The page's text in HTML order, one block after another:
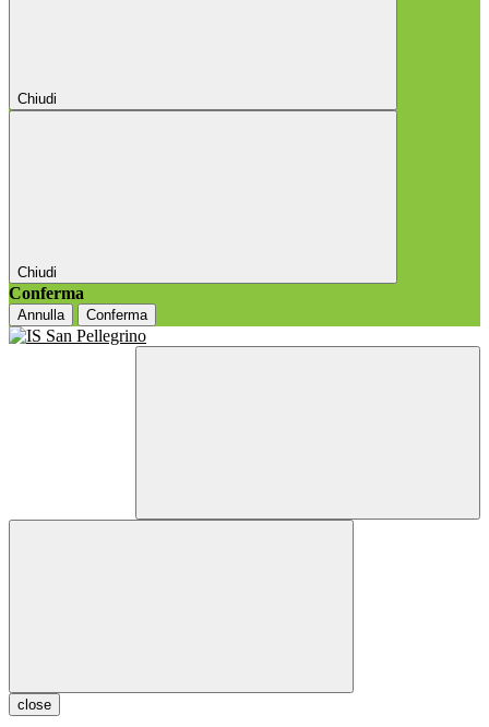
Chiudi
Chiudi
Conferma
Annulla Conferma
close